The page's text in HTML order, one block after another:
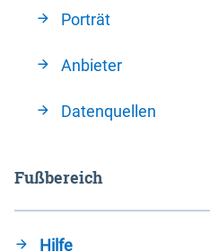
Porträt
Anbieter
Datenquellen
Fußbereich
Hilfe